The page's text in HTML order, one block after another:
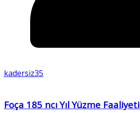
kadersiz35
Foça 185 ncı Yıl Yüzme Faaliyeti